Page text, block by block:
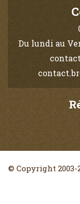
Du lundi au
© Copyright 2003-